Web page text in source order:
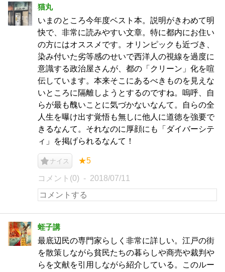
猫丸
いまのところ今年度ベスト本。説明がきわめて明
快で、非常に読みやすい文章。特に都内にお住い
の方にはオススメです。オリンピックも近づき、
染み付いた劣等感のせいで西洋人の視線を過度に
意識する政治屋さんが、都の「クリーン」化を喧
伝しています。本来そこにあるべきものを見えな
いところに隔離しようとするのですね。嗚呼、自
らが最も醜いことに気づかないなんて。自らの全
人生を曝け出す覚悟も無しに他人に道徳を強要で
きるなんて。それなのに厚顔にも「ダイバーシテ
ィ」を掲げられるなんて！
ナイス ★5
コメント(0) 2018/07/11
蛭子講
最底辺民の専門家らしく非常に詳しい。江戸の街
を散策しながら貧民たちの暮らしや商売や裁判や
らを文献を引用しながら紹介している。このルー